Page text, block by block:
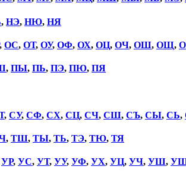
, НЭ, НЮ, НЯ
, ОС, ОТ, ОУ, ОФ, ОХ, ОЦ, ОЧ, ОШ, ОЩ,
, ПЫ, ПЬ, ПЭ, ПЮ, ПЯ
, СУ, СФ, СХ, СЦ, СЧ, СШ, СЪ, СЫ, СЬ,
, ТШ, ТЫ, ТЬ, ТЭ, ТЮ, ТЯ
УР, УС, УТ, УУ, УФ, УХ, УЦ, УЧ, УШ,